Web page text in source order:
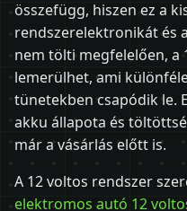
összefügg, hiszen ez a
rendszerelektronikát és
nem tölti megfelelően, a
lemerülhet, ami
tünetekben csapódik le.
akku állapota és
már a vásárlás előtt is.
A 12 voltos rendszer
elektromos autó 12